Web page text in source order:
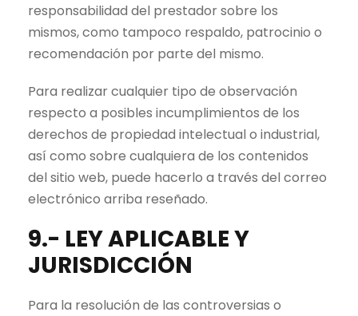
responsabilidad del prestador sobre los
mismos, como tampoco respaldo, patrocinio o
recomendación por parte del mismo.
Para realizar cualquier tipo de observación
respecto a posibles incumplimientos de los
derechos de propiedad intelectual o industrial,
así como sobre cualquiera de los contenidos
del sitio web, puede hacerlo a través del correo
electrónico arriba reseñado.
9.- LEY APLICABLE Y
JURISDICCIÓN
Para la resolución de las controversias o